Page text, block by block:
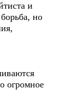
и
но
огромное